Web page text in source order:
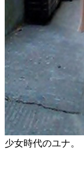
少女時代のユナ。